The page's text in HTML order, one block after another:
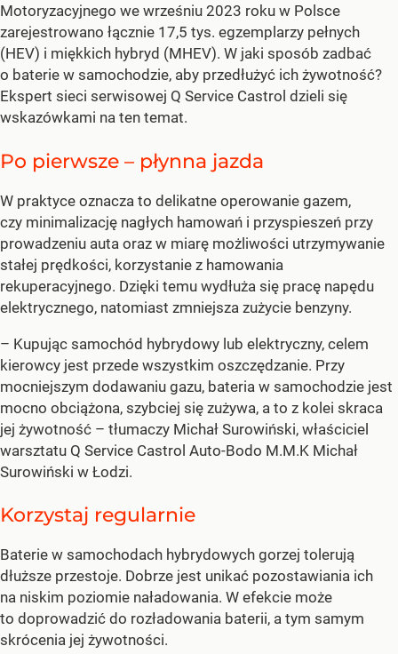
Motoryzacyjnego we wrześniu 2023 roku w Polsce
zarejestrowano łącznie 17,5 tys. egzemplarzy pełnych
(HEV) i miękkich hybryd (MHEV). W jaki sposób zadbać
o baterie w samochodzie, aby przedłużyć ich żywotność?
Ekspert sieci serwisowej Q Service Castrol dzieli się
wskazówkami na ten temat.
Po pierwsze – płynna jazda
W praktyce oznacza to delikatne operowanie gazem,
czy minimalizację nagłych hamowań i przyspieszeń przy
prowadzeniu auta oraz w miarę możliwości utrzymywanie
stałej prędkości, korzystanie z hamowania
rekuperacyjnego. Dzięki temu wydłuża się pracę napędu
elektrycznego, natomiast zmniejsza zużycie benzyny.
– Kupując samochód hybrydowy lub elektryczny, celem
kierowcy jest przede wszystkim oszczędzanie. Przy
mocniejszym dodawaniu gazu, bateria w samochodzie jest
mocno obciążona, szybciej się zużywa, a to z kolei skraca
jej żywotność – tłumaczy Michał Surowiński, właściciel
warsztatu Q Service Castrol Auto-Bodo M.M.K Michał
Surowiński w Łodzi.
Korzystaj regularnie
Baterie w samochodach hybrydowych gorzej tolerują
dłuższe przestoje. Dobrze jest unikać pozostawiania ich
na niskim poziomie naładowania. W efekcie może
to doprowadzić do rozładowania baterii, a tym samym
skrócenia jej żywotności.